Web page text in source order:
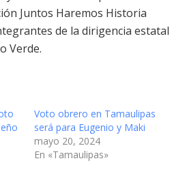
Juntos Haremos Historia
de la dirigencia estatal
Verde.
Voto obrero en Tamaulipas
será para Eugenio y Maki
mayo 20, 2024
En «Tamaulipas»